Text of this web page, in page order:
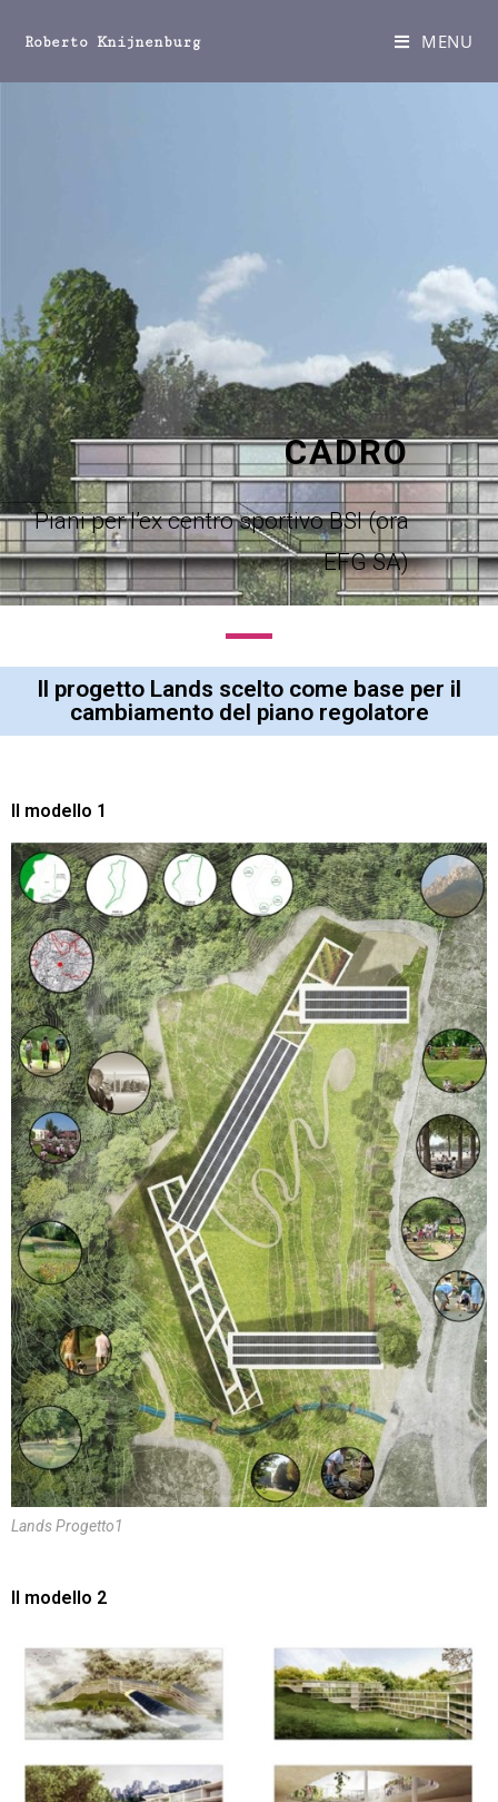
Roberto Knijnenburg MENU
CADRO
Piani per l’ex centro sportivo BSI (ora
EFG SA)
Il progetto Lands scelto come base per il
cambiamento del piano regolatore
Il modello 1
Lands Progetto1
Il modello 2